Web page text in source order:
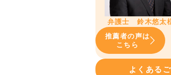
弁護士 鈴木悠太
推薦者の声は
こちら
よくある